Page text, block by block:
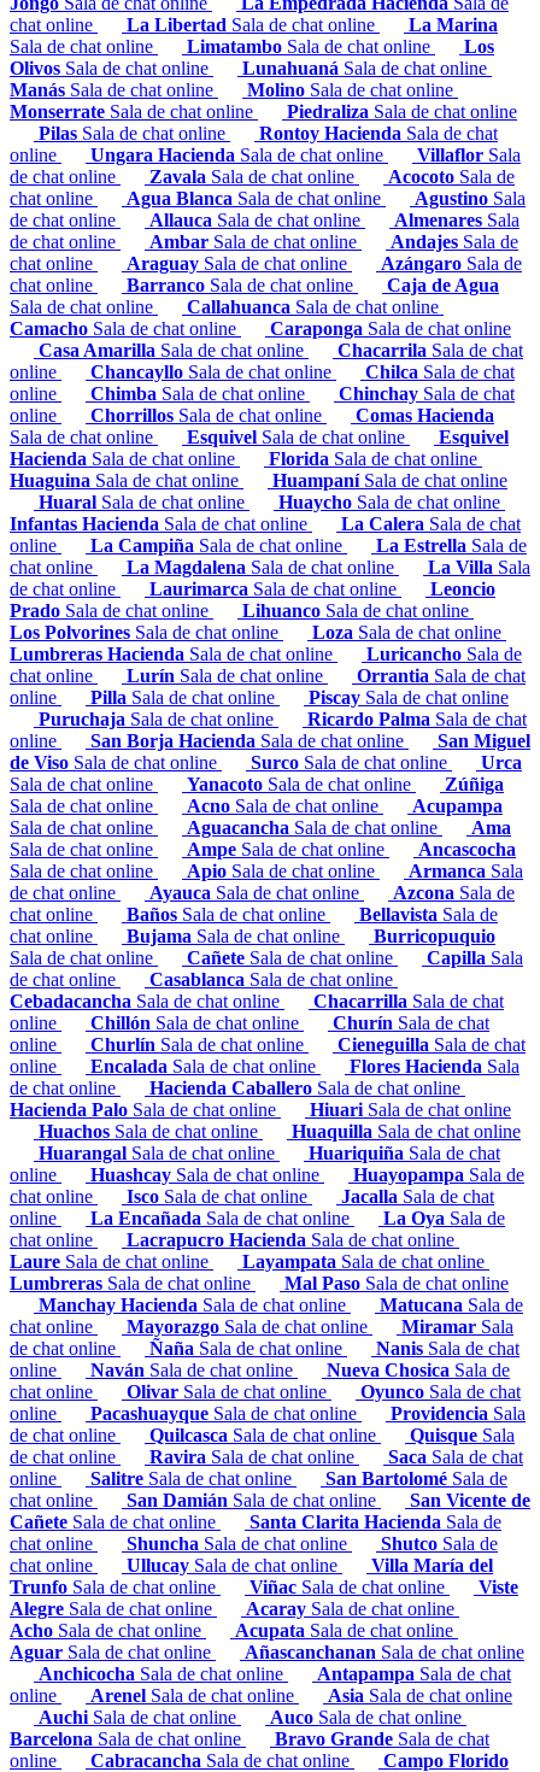
chat online
La Libertad Sala de chat online
La Marina
Sala de chat online
Limatambo Sala de chat online
Los
Olivos Sala de chat online Lunahuaná Sala de chat online
Manás Sala de chat online Molino Sala de chat online
Monserrate Sala de chat online Piedraliza Sala de chat online
Pilas Sala de chat online Rontoy Hacienda Sala de chat
online
Ungara Hacienda Sala de chat online Villaflor Sala
de chat online
Zavala Sala de chat online Acocoto Sala de
chat online
Agua Blanca Sala de chat online Agustino Sala
de chat online
Allauca Sala de chat online Almenares Sala
de chat online
Ambar Sala de chat online Andajes Sala de
chat online
Araguay Sala de chat online Azángaro Sala de
chat online
Barranco Sala de chat online
Caja de Agua
Sala de chat online
Callahuanca Sala de chat online
Camacho Sala de chat online Caraponga Sala de chat online
Casa Amarilla Sala de chat online Chacarrila Sala de chat
online
Chancayllo Sala de chat online Chilca Sala de chat
online
Chimba Sala de chat online Chinchay Sala de chat
online
Chorrillos Sala de chat online
Comas Hacienda
Sala de chat online
Esquivel Sala de chat online
Esquivel
Hacienda Sala de chat online Florida Sala de chat online
Huaguina Sala de chat online Huampaní Sala de chat online
Huaral Sala de chat online Huaycho Sala de chat online
Infantas Hacienda Sala de chat online La Calera Sala de chat
online
La Campiña Sala de chat online La Estrella Sala de
chat online
La Magdalena Sala de chat online La Villa Sala
de chat online
Laurimarca Sala de chat online
Leoncio
Prado Sala de chat online Lihuanco Sala de chat online
Los Polvorines Sala de chat online Loza Sala de chat online
Lumbreras Hacienda Sala de chat online Luricancho Sala de
chat online
Lurín Sala de chat online Orrantia Sala de chat
online
Pilla Sala de chat online Piscay Sala de chat online
Puruchaja Sala de chat online Ricardo Palma Sala de chat
online
San Borja Hacienda Sala de chat online
San Miguel
de Viso Sala de chat online Surco Sala de chat online
Urca
Sala de chat online
Yanacoto Sala de chat online
Zúñiga
Sala de chat online
Acno Sala de chat online
Acupampa
Sala de chat online
Aguacancha Sala de chat online
Ama
Sala de chat online
Ampe Sala de chat online
Ancascocha
Sala de chat online
Apio Sala de chat online Armanca Sala
de chat online
Ayauca Sala de chat online Azcona Sala de
chat online
Baños Sala de chat online Bellavista Sala de
chat online
Bujama Sala de chat online
Burricopuquio
Sala de chat online
Cañete Sala de chat online Capilla Sala
de chat online
Casablanca Sala de chat online
Cebadacancha Sala de chat online Chacarrilla Sala de chat
online
Chillón Sala de chat online Churín Sala de chat
online
Churlín Sala de chat online Cieneguilla Sala de chat
online
Encalada Sala de chat online Flores Hacienda Sala
de chat online
Hacienda Caballero Sala de chat online
Hacienda Palo Sala de chat online Hiuari Sala de chat online
Huachos Sala de chat online Huaquilla Sala de chat online
Huarangal Sala de chat online Huariquiña Sala de chat
online
Huashcay Sala de chat online Huayopampa Sala de
chat online
Isco Sala de chat online Jacalla Sala de chat
online
La Encañada Sala de chat online La Oya Sala de
chat online
Lacrapucro Hacienda Sala de chat online
Laure Sala de chat online Layampata Sala de chat online
Lumbreras Sala de chat online Mal Paso Sala de chat online
Manchay Hacienda Sala de chat online Matucana Sala de
chat online
Mayorazgo Sala de chat online Miramar Sala
de chat online
Ñaña Sala de chat online Nanis Sala de chat
online
Naván Sala de chat online Nueva Chosica Sala de
chat online
Olivar Sala de chat online Oyunco Sala de chat
online
Pacashuayque Sala de chat online Providencia Sala
de chat online
Quilcasca Sala de chat online Quisque Sala
de chat online
Ravira Sala de chat online Saca Sala de chat
online
Salitre Sala de chat online San Bartolomé Sala de
chat online
San Damián Sala de chat online
San Vicente de
Cañete Sala de chat online Santa Clarita Hacienda Sala de
chat online
Shuncha Sala de chat online Shutco Sala de
chat online
Ullucay Sala de chat online
Villa María del
Trunfo Sala de chat online Viñac Sala de chat online
Viste
Alegre Sala de chat online Acaray Sala de chat online
Acho Sala de chat online Acupata Sala de chat online
Aguar Sala de chat online Añascanchanan Sala de chat online
Anchicocha Sala de chat online Antapampa Sala de chat
online
Arenel Sala de chat online Asia Sala de chat online
Auchi Sala de chat online Auco Sala de chat online
Barcelona Sala de chat online Bravo Grande Sala de chat
online
Cabracancha Sala de chat online
Campo Florido